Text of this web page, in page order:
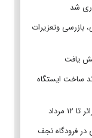
بازرسی وتعزیرات
یافت
ساخت ایستگاه
در فرودگاه نجف